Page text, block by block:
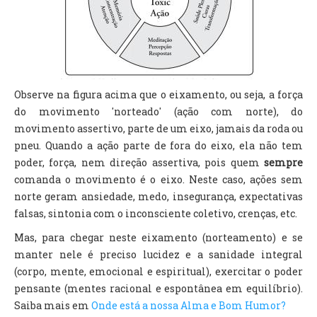
Observe na figura acima que o eixamento, ou seja, a força
do movimento 'norteado' (ação com norte), do
movimento assertivo, parte de um eixo, jamais da roda ou
pneu. Quando a ação parte de fora do eixo, ela não tem
poder, força, nem direção assertiva, pois quem sempre
comanda o movimento é o eixo. Neste caso, ações sem
norte geram ansiedade, medo, insegurança, expectativas
falsas, sintonia com o inconsciente coletivo, crenças, etc.
Mas, para chegar neste eixamento (norteamento) e se
manter nele é preciso lucidez e a sanidade integral
(corpo, mente, emocional e espiritual), exercitar o poder
pensante (mentes racional e espontânea em equilíbrio).
Saiba mais em Onde está a nossa Alma e Bom Humor?